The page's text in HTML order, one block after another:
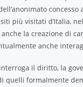
più visitati d’Italia,
la creazione di
anche
il diritto, la
quelli formalmente